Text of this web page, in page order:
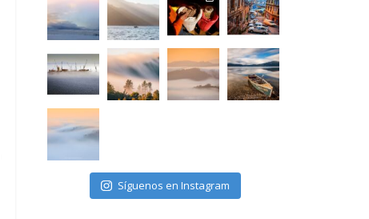
Síguenos en Instagram